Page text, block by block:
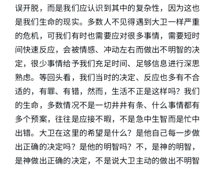
误开脱，而是我们应认识到其中的复杂性，因为这也
是我们生命的现实。多数人不见得遇到大卫一样严重
的危机，可我们有时也需要应对很多事情，需要短时
间快速反应，会被情感、冲动左右而做出不明智的决
定，很少事情给予我们充足时间、足够信息进行深思
熟虑。等回头看，我们当时的决定、反应也多有不合
适的，有罪、有错，然而，生活不正是这样吗？我们
的生命，多数情况不是一切井井有条、什么事情都有
多个预案，往往是应接不暇，不是急中生智而是忙中
出错。大卫在这里的希望是什么？是他自己每一步做
出正确的决定吗？是他的明智吗？不，是神的明智，
是神做出正确的决定，不是说大卫主动的做出不明智